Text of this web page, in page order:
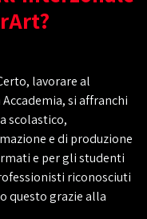
lavorare al
si affranchi
scolastico,
e di produzione
e per gli studenti
riconosciuti
questo grazie alla